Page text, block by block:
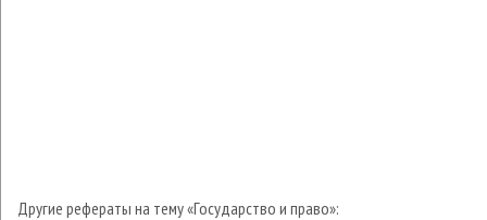
Другие рефераты на тему «Государство и право»: